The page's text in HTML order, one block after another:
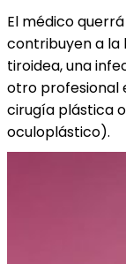
El médico
contribuyen a la
tiroidea, una
otro profesional
cirugía plástica
oculoplástico).